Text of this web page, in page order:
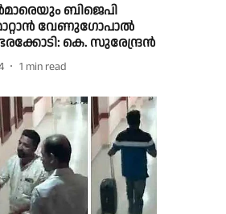
ബിജെപി
മാറ്റാൻ വേണുഗോപാൽ
കെ. സുരേന്ദ്രൻ
1 min read